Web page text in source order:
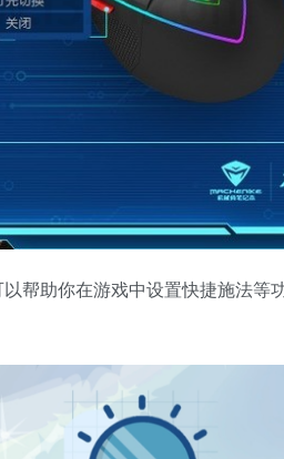
帮助你在游戏中设置快捷施法等